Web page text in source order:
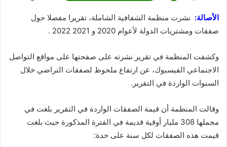
الأصالة: نشرت منظمة الشفافية الشاملة، تقريرا مفصلا حول
صفقات ومشتريات الدولة لأعوام 2020 و 2021 2022 .
وكشفت المنظمة في تقرير نشرته على صفحتها على مواقع التواصل
الاجتماعي الفيسبوك، عن ارتفاع ملحوظ لصفقات التراضي خلال
السنوات الواردة في التقرير.
وقالت المنظمة أن قيمة الصفقات الواردة في التقرير بلغت في
مجملها 308 مليار أوقية قديمة في الفترة المذكورة حيث بلغت
قيمت هذه الصفقات لكل سنة على حدة: